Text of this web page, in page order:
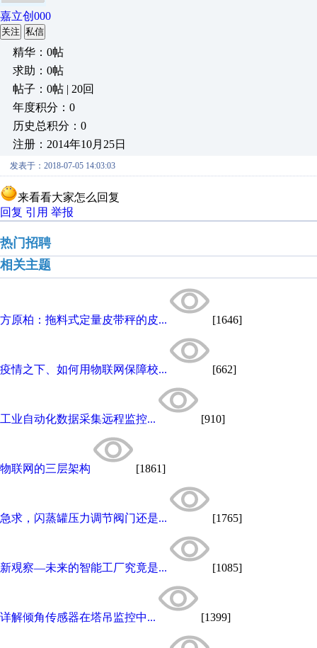
嘉立创000
关注 私信
精华：0帖
求助：0帖
帖子：0帖 | 20回
年度积分：0
历史总积分：0
注册：2014年10月25日
发表于：2018-07-05 14:03:03
来看看大家怎么回复
回复 引用 举报
热门招聘
相关主题
方原柏：拖料式定量皮带秤的皮... [1646]
疫情之下、如何用物联网保障校... [662]
工业自动化数据采集远程监控... [910]
物联网的三层架构 [1861]
急求，闪蒸罐压力调节阀门还是... [1765]
新覌察—未来的智能工厂究竟是... [1085]
详解倾角传感器在塔吊监控中... [1399]